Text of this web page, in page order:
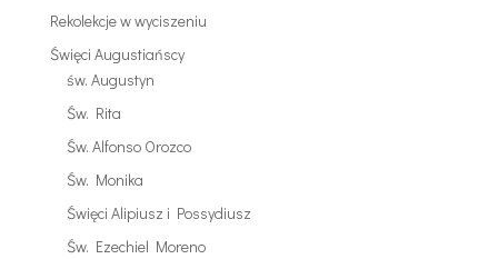
Rekolekcje w wyciszeniu
Święci Augustiańscy
św. Augustyn
Św. Rita
Św. Alfonso Orozco
Św. Monika
Święci Alipiusz i Possydiusz
Św. Ezechiel Moreno